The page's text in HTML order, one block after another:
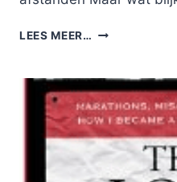
LEES MEER… EENZAME